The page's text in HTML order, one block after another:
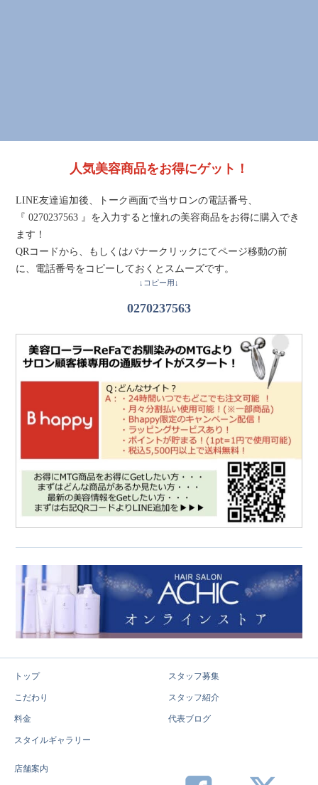
人気美容商品をお得にゲット！
LINE友達追加後、トーク画面で当サロンの電話番号、
『 0270237563 』を入力すると憧れの美容商品をお得に購入でき
ます！
QRコードから、もしくはバナークリックにてページ移動の前
に、電話番号をコピーしておくとスムーズです。
↓コピー用↓
0270237563
トップ
こだわり
料金
スタイルギャラリー
スタッフ募集
スタッフ紹介
代表ブログ
店舗案内